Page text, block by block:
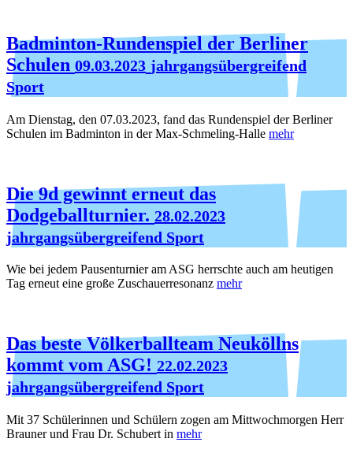
Badminton-Rundenspiel der Berliner
Schulen 09.03.2023 jahrgangsübergreifend
Sport
Am Dienstag, den 07.03.2023, fand das Rundenspiel der Berliner
Schulen im Badminton in der Max-Schmeling-Halle mehr
Die 9d gewinnt erneut das
Dodgeballturnier. 28.02.2023
jahrgangsübergreifend Sport
Wie bei jedem Pausenturnier am ASG herrschte auch am heutigen
Tag erneut eine große Zuschauerresonanz mehr
Das beste Völkerballteam Neuköllns
kommt vom ASG! 22.02.2023
jahrgangsübergreifend Sport
Mit 37 Schülerinnen und Schülern zogen am Mittwochmorgen Herr
Brauner und Frau Dr. Schubert in mehr